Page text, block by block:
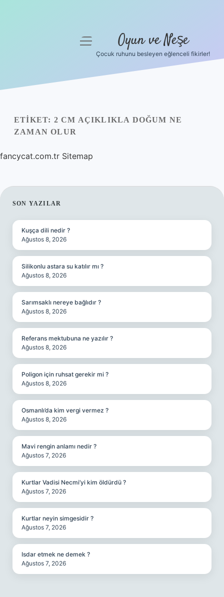
Yasal Uyarı
menüyü
Oyun ve Neşe
Çocuk ruhunu besleyen eğlenceli fikirler!
ETIKET: 2 CM AÇIKLIKLA DOĞUM NE
ZAMAN OLUR
fancycat.com.tr Sitemap
SIDEBAR
SON YAZILAR
Kuşça dili nedir ?
Ağustos 8, 2026
Silikonlu astara su katılır mı ?
Ağustos 8, 2026
Sarımsaklı nereye bağlıdır ?
Ağustos 8, 2026
Referans mektubuna ne yazılır ?
Ağustos 8, 2026
Poligon için ruhsat gerekir mi ?
Ağustos 8, 2026
Osmanlı’da kim vergi vermez ?
Ağustos 8, 2026
Mavi rengin anlamı nedir ?
Ağustos 7, 2026
Kurtlar Vadisi Necmi’yi kim öldürdü ?
Ağustos 7, 2026
Kurtlar neyin simgesidir ?
Ağustos 7, 2026
Isdar etmek ne demek ?
Ağustos 7, 2026